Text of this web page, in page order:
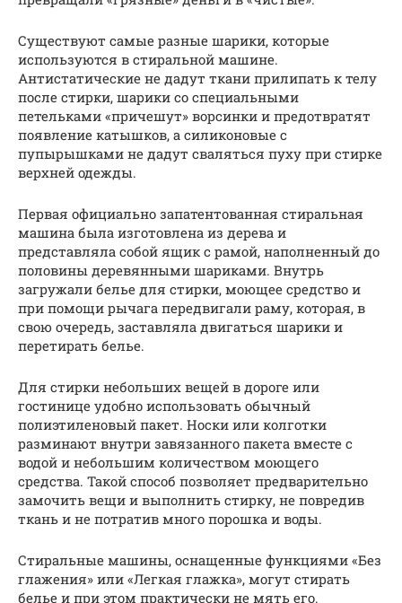
Существуют самые разные шарики, которые
используются в стиральной машине.
Антистатические не дадут ткани прилипать к телу
после стирки, шарики со специальными
петельками «причешут» ворсинки и предотвратят
появление катышков, а силиконовые с
пупырышками не дадут сваляться пуху при стирке
верхней одежды.
Первая официально запатентованная стиральная
машина была изготовлена из дерева и
представляла собой ящик с рамой, наполненный до
половины деревянными шариками. Внутрь
загружали белье для стирки, моющее средство и
при помощи рычага передвигали раму, которая, в
свою очередь, заставляла двигаться шарики и
перетирать белье.
Для стирки небольших вещей в дороге или
гостинице удобно использовать обычный
полиэтиленовый пакет. Носки или колготки
разминают внутри завязанного пакета вместе с
водой и небольшим количеством моющего
средства. Такой способ позволяет предварительно
замочить вещи и выполнить стирку, не повредив
ткань и не потратив много порошка и воды.
Стиральные машины, оснащенные функциями «Без
глажения» или «Легкая глажка», могут стирать
белье и при этом практически не мять его.